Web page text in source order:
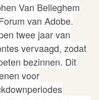
Van Belleghem
van Adobe.
twee jaar van
vervaagd, zodat
bezinnen. Dit
voor